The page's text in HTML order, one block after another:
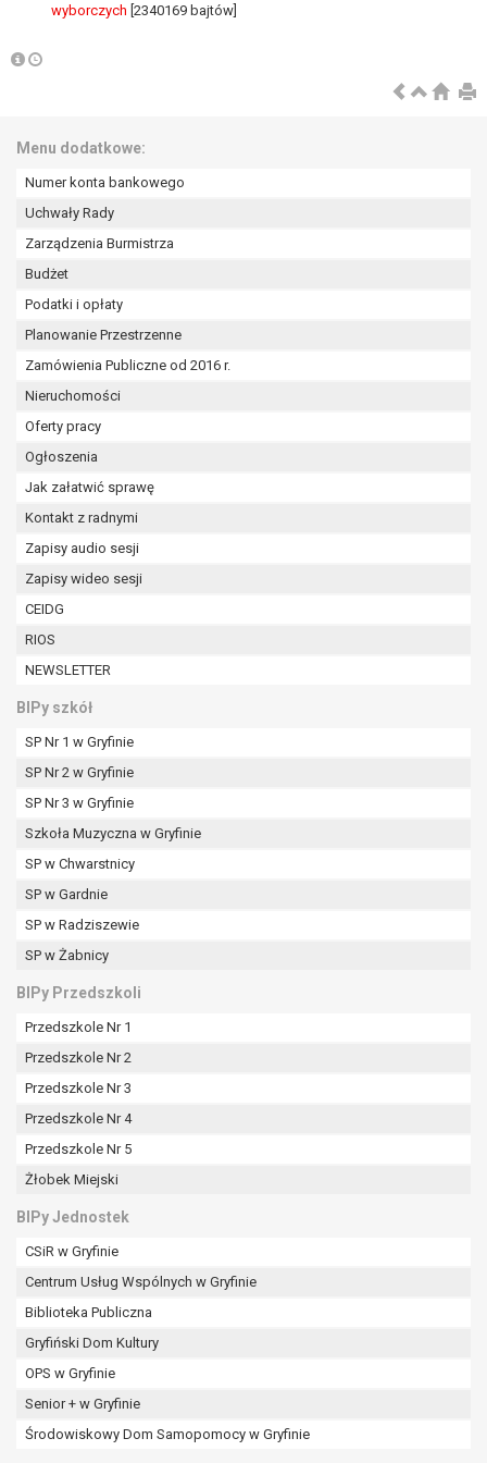
wyborczych [2340169 bajtów]
Menu dodatkowe:
Numer konta bankowego
Uchwały Rady
Zarządzenia Burmistrza
Budżet
Podatki i opłaty
Planowanie Przestrzenne
Zamówienia Publiczne od 2016 r.
Nieruchomości
Oferty pracy
Ogłoszenia
Jak załatwić sprawę
Kontakt z radnymi
Zapisy audio sesji
Zapisy wideo sesji
CEIDG
RIOS
NEWSLETTER
BIPy szkół
SP Nr 1 w Gryfinie
SP Nr 2 w Gryfinie
SP Nr 3 w Gryfinie
Szkoła Muzyczna w Gryfinie
SP w Chwarstnicy
SP w Gardnie
SP w Radziszewie
SP w Żabnicy
BIPy Przedszkoli
Przedszkole Nr 1
Przedszkole Nr 2
Przedszkole Nr 3
Przedszkole Nr 4
Przedszkole Nr 5
Żłobek Miejski
BIPy Jednostek
CSiR w Gryfinie
Centrum Usług Wspólnych w Gryfinie
Biblioteka Publiczna
Gryfiński Dom Kultury
OPS w Gryfinie
Senior + w Gryfinie
Środowiskowy Dom Samopomocy w Gryfinie
wykonania zadania realizowanego w
powierzonej administratorowi bądź
niezbędność przetwarzania do celów
realizowanych przez administratora
szczególną sytuacją. W razie wniesienia
uzasadnionych podstaw do przetwarzania,
nadrzędnych wobec interesów, praw i
W przypadku gdy przetwarzanie danych
osobowych odbywa się na podstawie zgody osoby
na przetwarzanie danych osobowych (art. 6 ust. 1
lit a RODO), przysługuje Pani/Panu prawo do
zgody przed jej cofnięciem.
organu nadzorczego na niezgodne z prawem
przetwarzanie Pani/Pana danych osobowych
Organem właściwym do wniesienia skargi jest
Prezes Urzędu Ochrony Danych Osobowych.
W zależności od sfery, w której przetwarzane są
dane osobowe, podanie danych osobowych jest
Pani/Pana dane nie będą poddawane
zautomatyzowanemu podejmowaniu decyzji, w